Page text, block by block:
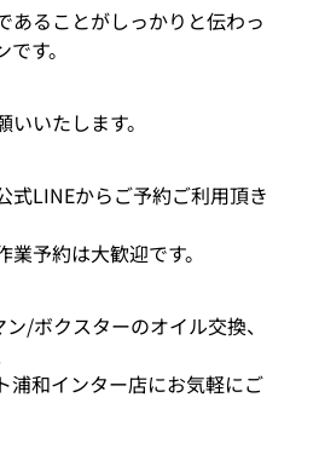
あることがしっかりと伝わっ
す。
いたします。
式LINEからご予約ご利用頂き
予約は大歓迎です。
/ボクスターのオイル交換、
浦和インター店にお気軽にご